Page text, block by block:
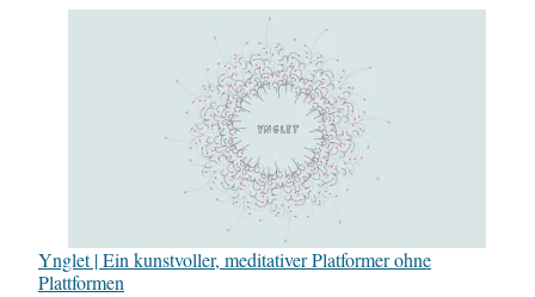
Ynglet | Ein kunstvoller, meditativer Platformer ohne
Plattformen